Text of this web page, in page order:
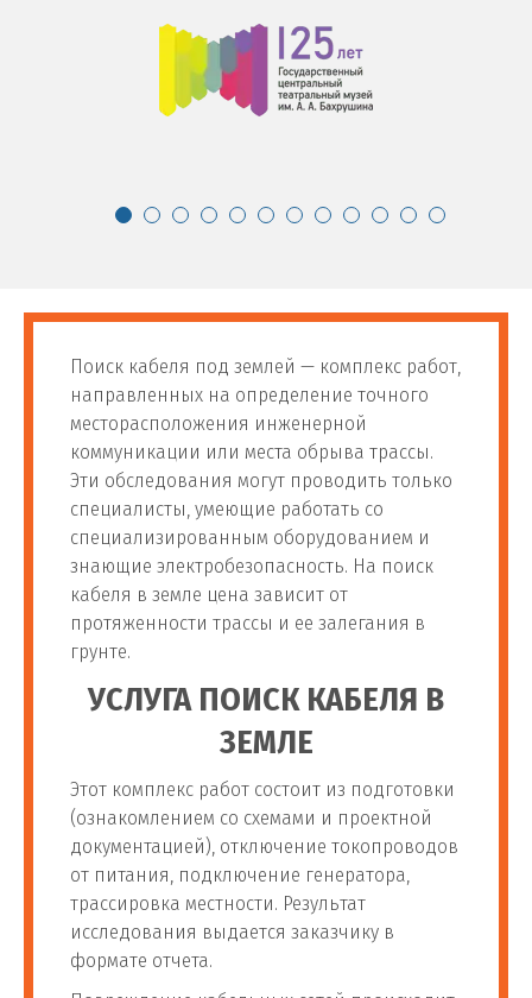
Поиск кабеля под землей — комплекс работ,
направленных на определение точного
месторасположения инженерной
коммуникации или места обрыва трассы.
Эти обследования могут проводить только
специалисты, умеющие работать со
специализированным оборудованием и
знающие электробезопасность. На поиск
кабеля в земле цена зависит от
протяженности трассы и ее залегания в
грунте.
УСЛУГА ПОИСК КАБЕЛЯ В
ЗЕМЛЕ
Этот комплекс работ состоит из подготовки
(ознакомлением со схемами и проектной
документацией), отключение токопроводов
от питания, подключение генератора,
трассировка местности. Результат
исследования выдается заказчику в
формате отчета.